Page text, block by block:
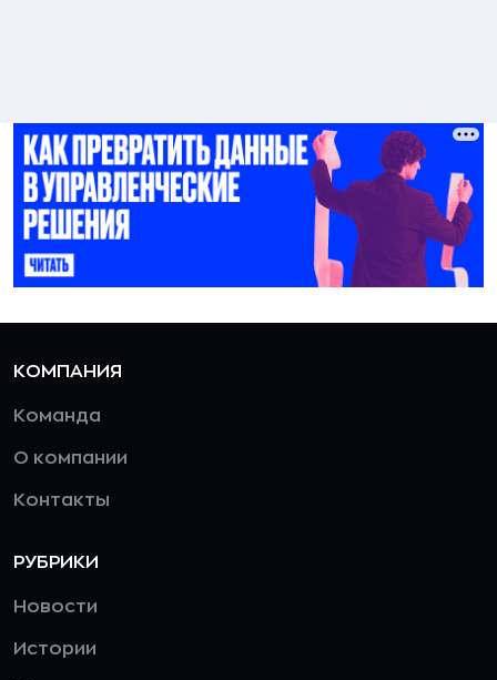
КОМПАНИЯ
Команда
О компании
Контакты
РУБРИКИ
Новости
Истории